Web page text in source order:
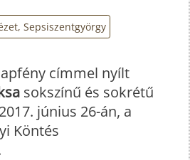
Sepsiszentgyörgy
címmel nyílt
sokszínű és sokrétű
június 26-án, a
Köntés